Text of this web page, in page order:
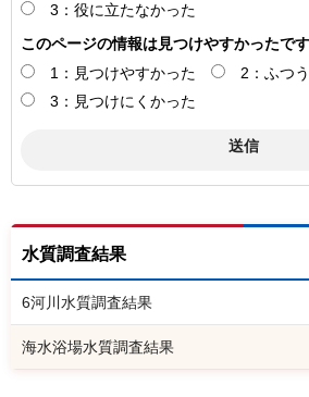
3：役に立たなかった
このページの情報は見つけやすかったで
1：見つけやすかった
2：ふつう
3：見つけにくかった
水質調査結果
6河川水質調査結果
海水浴場水質調査結果